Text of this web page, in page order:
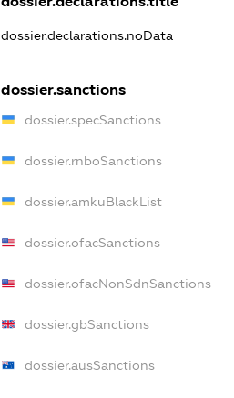
dossier.declarations.noData
dossier.sanctions
dossier.specSanctions
dossier.rnboSanctions
dossier.amkuBlackList
dossier.ofacSanctions
dossier.ofacNonSdnSanctions
dossier.gbSanctions
dossier.ausSanctions